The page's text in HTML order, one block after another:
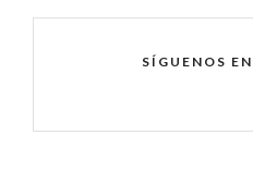
SÍGUENOS